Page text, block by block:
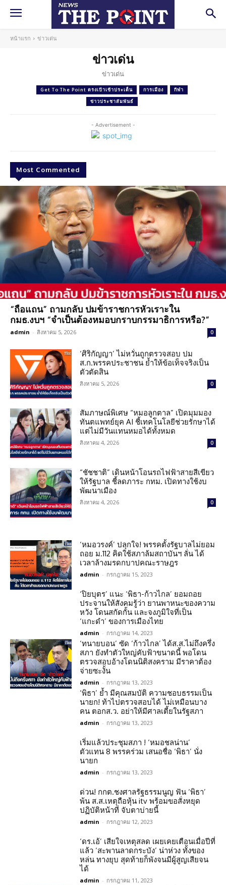
หน้าแรก ข่าวเด่น
ข่าวเด่น
ข่าวเด่น
Get To The Point ตรงเป้าเข้าประเด็น การเมือง กีฬา
ข่าวประชาสัมพันธ์
- Advertisement -
Most Commented
“ถือแถน” ถามกลับ ปมข้าราชการหัวเราะใน
กมธ.งบฯ “จำเป็นต้องหมอบกราบกรรมาธิการหรือ?”
admin - สิงหาคม 5, 2026 0
‘ศิริกัญญา’ ไม่หวั่นถูกตรวจสอบ ปม
ส.ก.พรรคประชาชน ย้ำให้ข้อเท็จจริงเป็น
ตัวตัดสิน
สิงหาคม 5, 2026 0
สัมภาษณ์พิเศษ “หมอลูกตาล” เปิดมุมมอง
ทันตแพทย์ยุค AI ชี้เทคโนโลยีช่วยรักษาได้
แต่ไม่มีวันแทนหมอได้ทั้งหมด
สิงหาคม 4, 2026 0
“ชัชชาติ” เดินหน้าโอนรถไฟฟ้าสายสีเขียว
ให้รัฐบาล ชี้ลดภาระ กทม. เปิดทางใช้งบ
พัฒนาเมือง
สิงหาคม 4, 2026 0
‘หมอวรงค์’ ปลุกใจ! พรรคตั้งรัฐบาลไม่ยอม
ถอย ม.112 คิดใช้สภาล้มสถาบันฯ ลั่น ได้
เวลาล้างมรดกบาปคณะราษฎร
admin - กรกฎาคม 15, 2023
‘ปิยบุตร’ แนะ ‘พิธา-ก้าวไกล’ ยอมถอย
ประจานให้สังคมรู้ว่า ยานพาหนะของความ
หวัง โดนสกัดกั้น และจงภูมิใจที่เป็น
‘แกะดำ’ ของการเมืองไทย
admin - กรกฎาคม 14, 2023
‘ทนายบอน’ ซัด ‘ก้าวไกล’ ได้ส.ส.ไม่ถึงครึ่ง
สภา ยังทำตัวใหญ่คับฟ้าขนาดนี้ พอโดน
ตรวจสอบอ้างโดนนิติสงคราม มีราคาต้อง
จ่ายซะงั้น
admin - กรกฎาคม 13, 2023
‘พิธา’ ย้ำ มีคุณสมบัติ ความชอบธรรมเป็น
นายก! ท้าไปตรวจสอบได้ ไม่เหมือนบาง
คน ตอกส.ว. อย่าให้มีศาลเตี้ยในรัฐสภา
admin - กรกฎาคม 13, 2023
เริ่มแล้วประชุมสภา ! ‘หมอชลน่าน’
ตัวแทน 8 พรรคร่วม เสนอชื่อ ‘พิธา’ นั่ง
นายก
admin - กรกฎาคม 13, 2023
ด่วน! กกต.ชงศาลรัฐธรรมนูญ ฟัน ‘พิธา’
พ้น ส.ส.เหตุถือหุ้น itv พร้อมขอสั่งหยุด
ปฏิบัติหน้าที่ จับตาบ่ายนี้
admin - กรกฎาคม 12, 2023
‘ดร.เอ้’ เสียใจเหตุสลด เผยเคยเตือนเมื่อปีที่
แล้ว ‘สะพานลาดกระบัง’ น่าห่วง ทั้งของ
หล่น ทางยุบ สุดท้ายก็พังจนมีผู้สูญเสียจน
ได้
admin - กรกฎาคม 11, 2023